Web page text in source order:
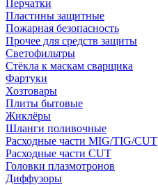
Перчатки
Пластины защитные
Пожарная безопасность
Прочее для средств защиты
Светофильтры
Стёкла к маскам сварщика
Фартуки
Хозтовары
Плиты бытовые
Жиклёры
Шланги поливочные
Расходные части MIG/TIG/CUT
Расходные части CUT
Головки плазмотронов
Диффузоры